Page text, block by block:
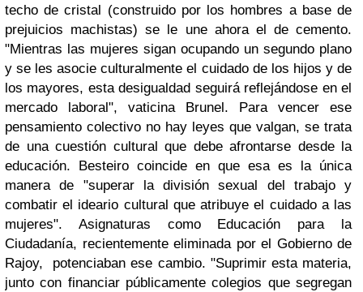
techo de cristal (construido por los hombres a base de
prejuicios machistas) se le une ahora el de cemento.
"Mientras las mujeres sigan ocupando un segundo plano
y se les asocie culturalmente el cuidado de los hijos y de
los mayores, esta desigualdad seguirá reflejándose en el
mercado laboral", vaticina Brunel. Para vencer ese
pensamiento colectivo no hay leyes que valgan, se trata
de una cuestión cultural que debe afrontarse desde la
educación. Besteiro coincide en que esa es la única
manera de "superar la división sexual del trabajo y
combatir el ideario cultural que atribuye el cuidado a las
mujeres". Asignaturas como
Educación para la
Ciudadanía, recientemente eliminada por el Gobierno de
Rajoy, potenciaban ese cambio. "Suprimir esta materia,
junto con financiar públicamente colegios que segregan